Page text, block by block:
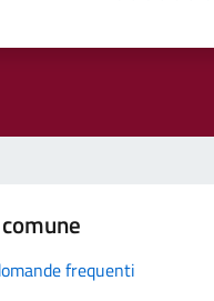
frequenti